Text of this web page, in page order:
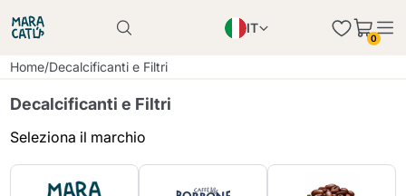
IT
0
Home/Decalcificanti e Filtri
Decalcificanti e Filtri
Seleziona il marchio
Il prodotto è stato aggiunto con successo al
Il prodotto è stato aggiunto con successo al
Continua a fare acquisti
Continua a fare acquisti